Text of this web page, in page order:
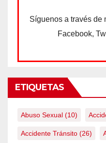
Síguenos a través de
Facebook,
ETIQUETAS
Abuso Sexual (10)
Accidente Tránsito (26)